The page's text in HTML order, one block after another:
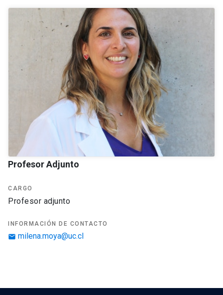
Profesor Adjunto
CARGO
profesor adjunto
INFORMACIÓN DE CONTACTO
email milena.moya@uc.cl